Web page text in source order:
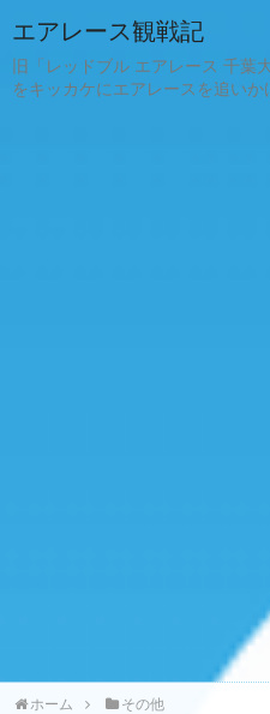
エアレース観戦記
旧「レッドブル エアレース 千葉
をキッカケにエアレースを追いか
ホーム その他